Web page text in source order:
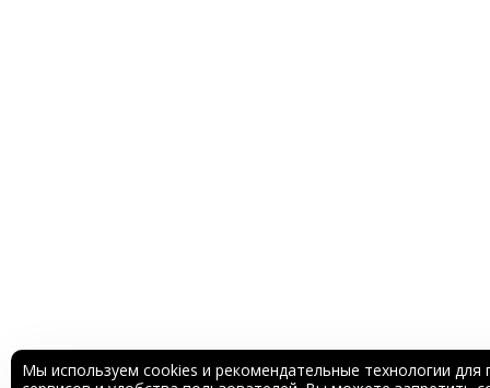
Мы используем cookies и рекомендательные технологии для